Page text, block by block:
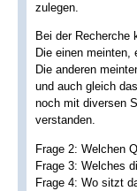
zulegen.
Bei der Recherche
Die einen meinten,
Die anderen
und auch gleich
noch mit diversen
verstanden.
Frage 2: Welchen
Frage 3: Welches
Frage 4: Wo sitzt